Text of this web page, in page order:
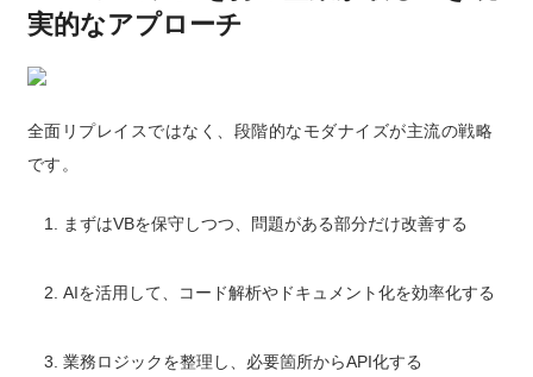
実的なアプローチ
全面リプレイスではなく、段階的なモダナイズが主流の戦略
です。
まずはVBを保守しつつ、問題がある部分だけ改善する
AIを活用して、コード解析やドキュメント化を効率化する
業務ロジックを整理し、必要箇所からAPI化する